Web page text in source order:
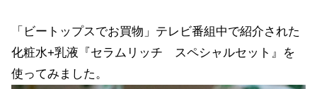
「ビートップスでお買物」テレビ番組中で紹介された
化粧水+乳液『セラムリッチ スペシャルセット』を
使ってみました。